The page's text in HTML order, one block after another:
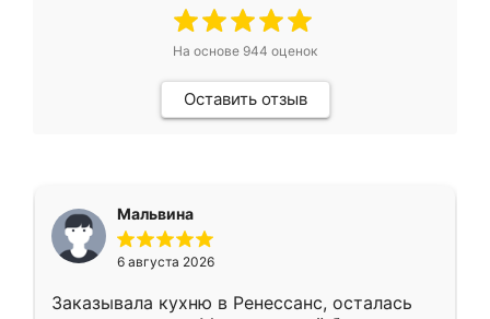
На основе 944 оценок
Оставить отзыв
Мальвина
6 августа 2026
Заказывала кухню в Ренессанс, осталась